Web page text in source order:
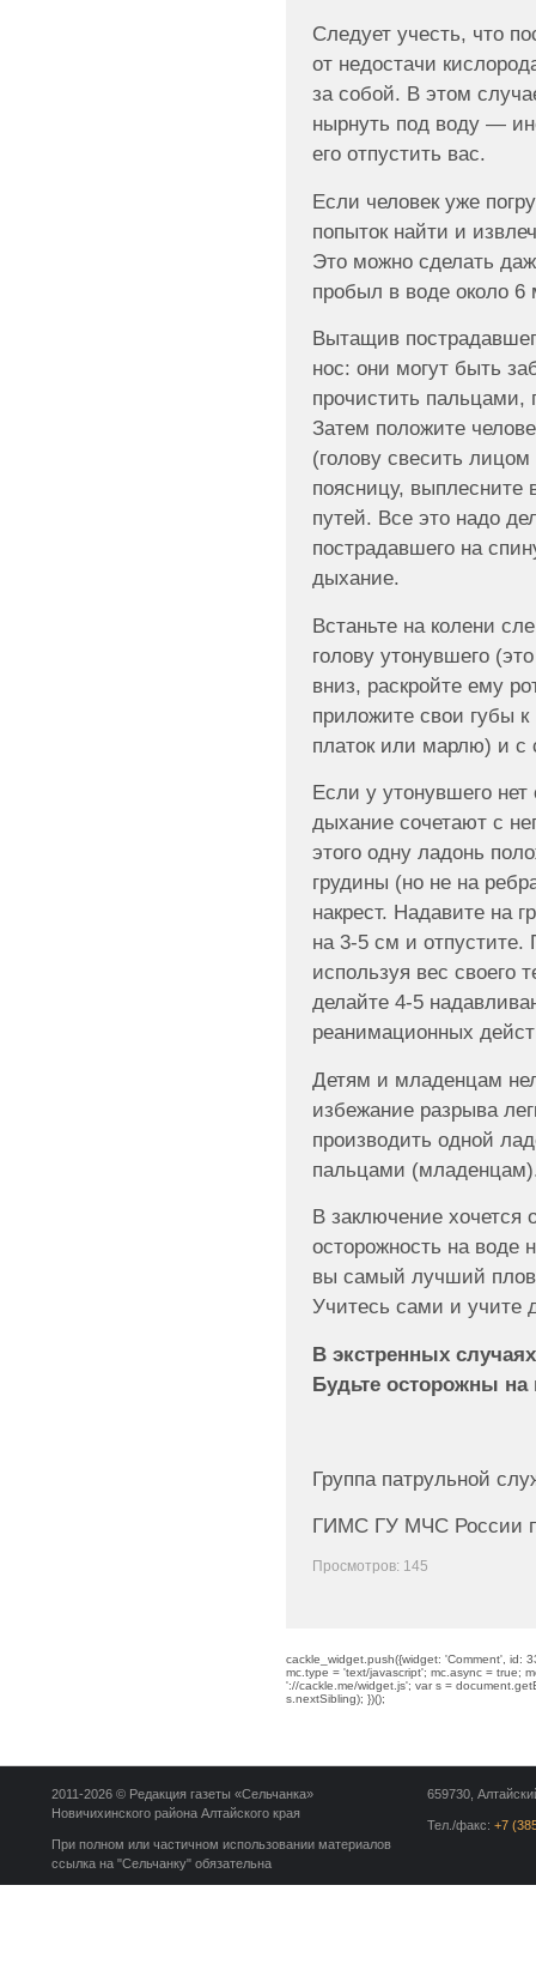
Следует учесть, что
от недостачи
за собой. В этом
нырнуть под воду —
его отпустить вас.
Если человек уже
попыток найти и
Это можно сделать
пробыл в воде около 6
Вытащив
нос: они могут быть
прочистить пальцами,
Затем положите
(голову свесить
поясницу, выплесните
путей. Все это надо
пострадавшего на
дыхание.
Встаньте на колени
голову утонувшего
вниз, раскройте ему
приложите свои губы
платок или марлю) и с
Если у утонувшего
дыхание сочетают с
этого одну ладонь
грудины (но не на
накрест. Надавите на
на 3-5 см и отпустите.
используя вес своего
делайте 4-5
реанимационных
Детям и младенцам
избежание разрыва
производить одной
пальцами
В заключение хочется
осторожность на воде
вы самый лучший
Учитесь сами и учите
В экстренных
Будьте осторожны на
Группа патрульной
ГИМС ГУ МЧС России
Просмотров: 145
cackle_widget.push({widget: 'Comment', id:
mc.type = 'text/javascript'; mc.async = true;
'://cackle.me/widget.js'; var s =
s.nextSibling); })();
659730,
Тел./факс: +7
2011-2026 © Редакция газеты «Сельчанка»
Новичихинского района Алтайского края
При полном или частичном использовании материалов
ссылка на "Сельчанку" обязательна